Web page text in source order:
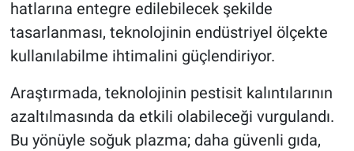
hatlarına entegre edilebilecek şekilde
tasarlanması, teknolojinin endüstriyel ölçekte
kullanılabilme ihtimalini güçlendiriyor.
Araştırmada, teknolojinin pestisit kalıntılarının
azaltılmasında da etkili olabileceği vurgulandı.
Bu yönüyle soğuk plazma; daha güvenli gıda,